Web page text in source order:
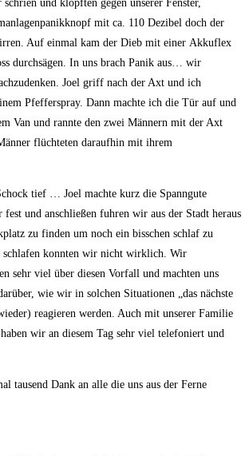
und klopften gegen unserer Fenster,
mit ca. 110 Dezibel doch der
Auf einmal kam der Dieb mit einer Akkuflex
durchsägen. In uns brach Panik aus… wir
Joel griff nach der Axt und ich
Pfefferspray. Dann machte ich die Tür auf und
Van und rannte den zwei Männern mit der Axt
flüchteten daraufhin mit ihrem
tief … Joel machte kurz die Spanngute
fest und anschließen fuhren wir aus der Stadt heraus
zu finden um noch ein bisschen schlaf zu
schlafen konnten wir nicht wirklich. Wir
sehr viel über diesen Vorfall und machten uns
wie wir in solchen Situationen „das nächste
reagieren werden. Auch mit unserer Familie
wir an diesem Tag sehr viel telefoniert und
tausend Dank an alle die uns aus der Ferne